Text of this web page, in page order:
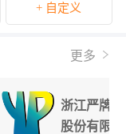
+ 自定义
更多
浙江严牌
股份有限